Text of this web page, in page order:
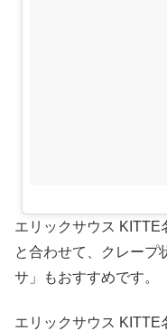
エリックサウス KITTE
と合わせて、クレープ
サ」もおすすめです。
エリックサウス KITTE